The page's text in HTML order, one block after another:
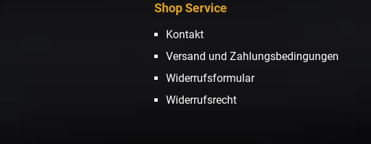
Shop Service
Kontakt
Versand und Zahlungsbedingungen
Widerrufsformular
Widerrufsrecht